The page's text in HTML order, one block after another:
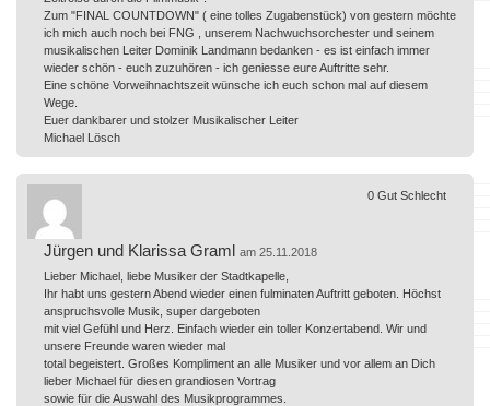
Zum "FINAL COUNTDOWN" ( eine tolles Zugabenstück) von gestern möchte
ich mich auch noch bei FNG , unserem Nachwuchsorchester und seinem
musikalischen Leiter Dominik Landmann bedanken - es ist einfach immer
wieder schön - euch zuzuhören - ich geniesse eure Auftritte sehr.
Eine schöne Vorweihnachtszeit wünsche ich euch schon mal auf diesem
Wege.
Euer dankbarer und stolzer Musikalischer Leiter
Michael Lösch
Jürgen und Klarissa Graml am 25.11.2018
Lieber Michael, liebe Musiker der Stadtkapelle,
Ihr habt uns gestern Abend wieder einen fulminaten Auftritt geboten. Höchst
anspruchsvolle Musik, super dargeboten
mit viel Gefühl und Herz. Einfach wieder ein toller Konzertabend. Wir und
unsere Freunde waren wieder mal
total begeistert. Großes Kompliment an alle Musiker und vor allem an Dich
lieber Michael für diesen grandiosen Vortrag
sowie für die Auswahl des Musikprogrammes.
0 Gut Schlecht